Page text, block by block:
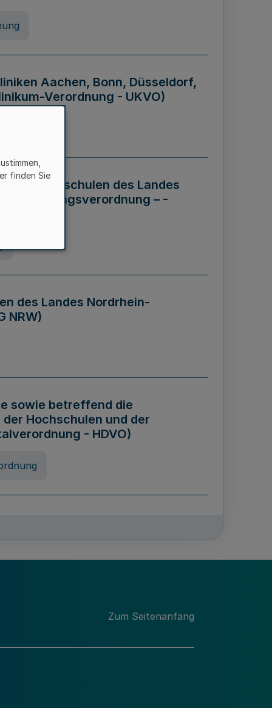
Aachen, Bonn, Düsseldorf,
Verordnung - UKVO)
der Hochschulen des Landes
– -
des Landes Nordrhein-
NRW)
sowie betreffend die
Hochschulen und der
- HDVO)
des Landes Nordrhein-
Zum Seitenanfang
finden Sie